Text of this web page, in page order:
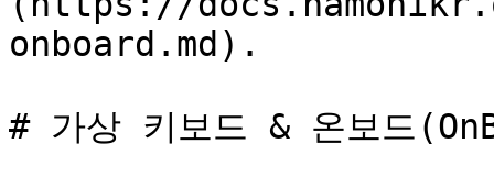
onboard.md).
# 가상 키보드 & 온보드